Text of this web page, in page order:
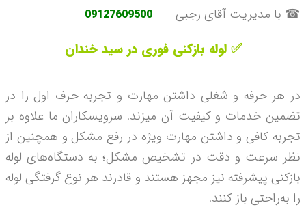
☎ با مدیریت آقای رجبی
09127609500
✅ لوله بازکنی فوری در سید خندان
در هر حرفه و شغلی داشتن مهارت و تجربه حرف اول را در
تضمین خدمات و کیفیت آن می­زند. سرویس­کاران ما علاوه بر
تجربه کافی و داشتن مهارت ویژه در رفع مشکل و هم­چنین از
نظر سرعت و دقت در تشخیص مشکل؛ به دستگاه‌­های لوله
بازکنی پیشرفته نیز مجهز هستند و قادر‌ند هر نوع گرفتگی لوله
را به­‌راحتی باز کنند.